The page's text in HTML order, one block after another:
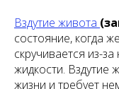
Вздутие живота
состояние, когда
скручивается из-
жидкости.
жизни и требует